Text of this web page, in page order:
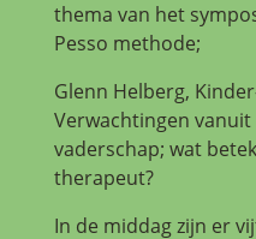
thema van het
Pesso methode;
Glenn Helberg,
Verwachtingen
vaderschap; wat
therapeut?
In de middag zijn er